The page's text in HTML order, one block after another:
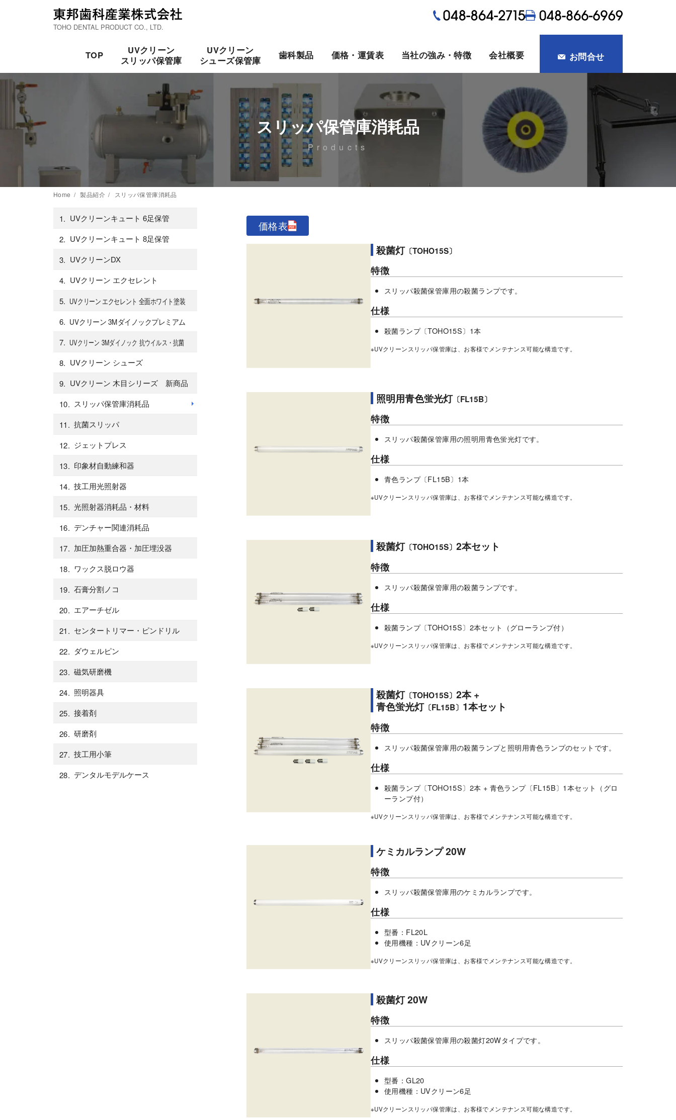
TOHO DENTAL PRODUCT CO., LTD.
TOP
UVクリーン
スリッパ保管庫
UVクリーン
シューズ保管庫
歯科製品 価格・運賃表 当社の強み・特徴 会社概要 お問合せ
スリッパ保管庫消耗品
Products
Home 製品紹介 スリッパ保管庫消耗品
価格表
殺菌灯〔TOHO15S〕
特徴
スリッパ殺菌保管庫用の殺菌ランプです。
仕様
殺菌ランプ〔TOHO15S〕1本
※UVクリーンスリッパ保管庫は、お客様でメンテナンス可能な構造です。
照明用青色蛍光灯〔FL15B〕
特徴
スリッパ殺菌保管庫用の照明用青色蛍光灯です。
仕様
青色ランプ〔FL15B〕1本
※UVクリーンスリッパ保管庫は、お客様でメンテナンス可能な構造です。
殺菌灯〔TOHO15S〕 2本セット
特徴
スリッパ殺菌保管庫用の殺菌ランプです。
仕様
殺菌ランプ〔TOHO15S〕2本セット（グローランプ付）
※UVクリーンスリッパ保管庫は、お客様でメンテナンス可能な構造です。
殺菌灯〔TOHO15S〕 2本 +
青色蛍光灯〔FL15B〕 1本セット
特徴
スリッパ殺菌保管庫用の殺菌ランプと照明用青色ランプのセットです。
仕様
殺菌ランプ〔TOHO15S〕2本 + 青色ランプ〔FL15B〕1本セット（グロ
ーランプ付）
※UVクリーンスリッパ保管庫は、お客様でメンテナンス可能な構造です。
ケミカルランプ 20W
特徴
スリッパ殺菌保管庫用のケミカルランプです。
仕様
型番：FL20L
使用機種：UVクリーン6足
※UVクリーンスリッパ保管庫は、お客様でメンテナンス可能な構造です。
殺菌灯 20W
特徴
スリッパ殺菌保管庫用の殺菌灯20Wタイプです。
仕様
型番：GL20
使用機種：UVクリーン6足
※UVクリーンスリッパ保管庫は、お客様でメンテナンス可能な構造です。
UVクリーンキュート 6足保管
UVクリーンキュート 8足保管
UVクリーンDX
UVクリーン エクセレント
UVクリーン エクセレント 全面ホワイト塗装
UVクリーン 3Mダイノックプレミアム
UVクリーン 3Mダイノック 抗ウイルス・抗菌
UVクリーン シューズ
UVクリーン 木目シリーズ 新商品
スリッパ保管庫消耗品
抗菌スリッパ
ジェットプレス
印象材自動練和器
技工用光照射器
光照射器消耗品・材料
デンチャー関連消耗品
加圧加熱重合器・加圧埋没器
ワックス脱ロウ器
石膏分割ノコ
エアーチゼル
センタートリマー・ピンドリル
ダウェルピン
磁気研磨機
照明器具
接着剤
研磨剤
技工用小筆
デンタルモデルケース